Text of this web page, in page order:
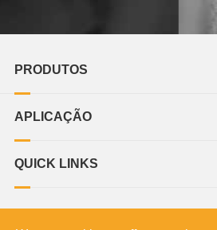
PRODUTOS
APLICAÇÃO
QUICK LINKS